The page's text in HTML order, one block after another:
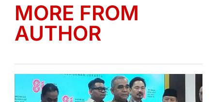
MORE FROM
AUTHOR